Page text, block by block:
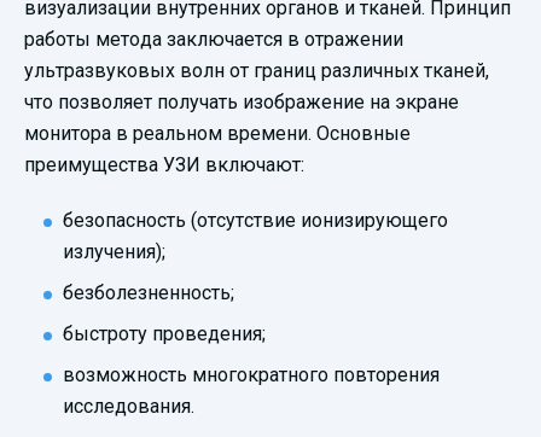
визуализации внутренних органов и тканей. Принцип
работы метода заключается в отражении
ультразвуковых волн от границ различных тканей,
что позволяет получать изображение на экране
монитора в реальном времени. Основные
преимущества УЗИ включают:
безопасность (отсутствие ионизирующего
излучения);
безболезненность;
быстроту проведения;
возможность многократного повторения
исследования.